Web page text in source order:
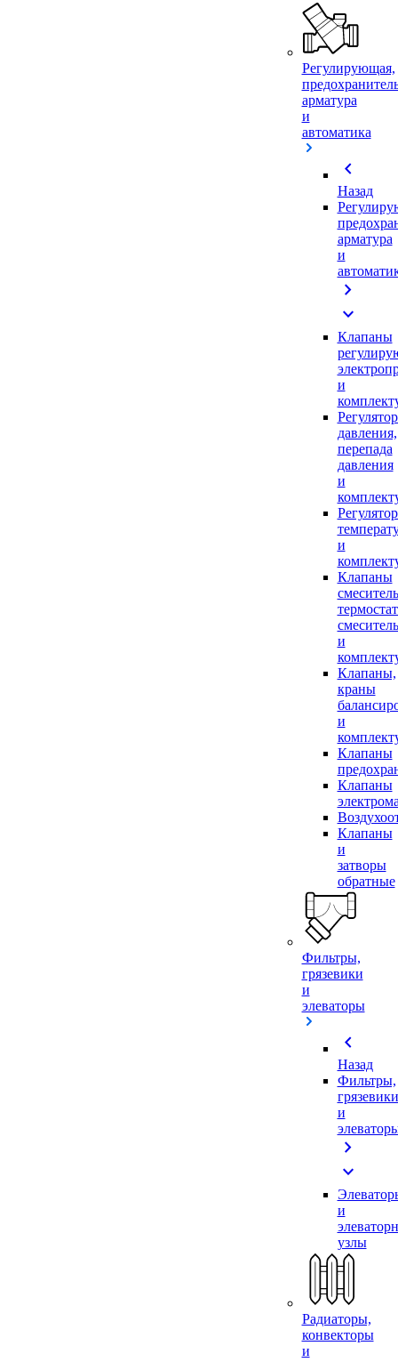
Регулирующая,
арматура
и
автоматика
chevron_left
Назад
арматура
и
chevron_right
expand_more
Клапаны
и
давления,
перепада
давления
и
и
Клапаны
и
Клапаны,
краны
и
Клапаны
Клапаны
Клапаны
и
затворы
обратные
Фильтры,
грязевики
и
элеваторы
chevron_left
Назад
Фильтры,
грязевики
и
chevron_right
expand_more
и
узлы
Радиаторы,
конвекторы
и